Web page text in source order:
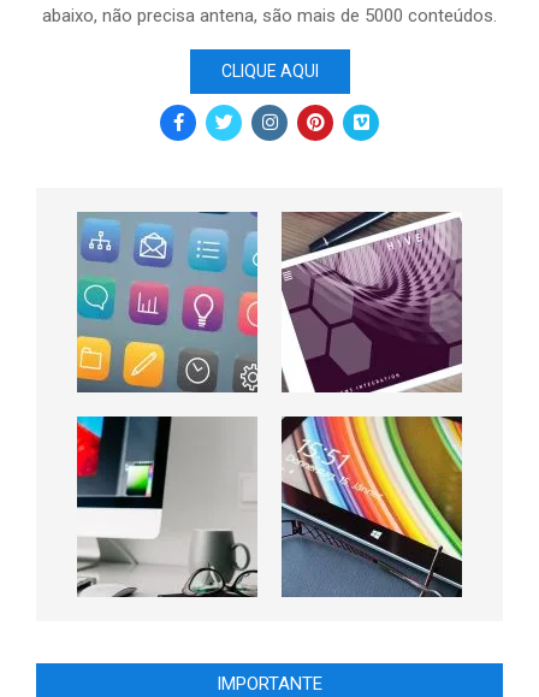
abaixo, não precisa antena, são mais de 5000 conteúdos.
CLIQUE AQUI
IMPORTANTE